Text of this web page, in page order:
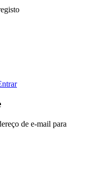
de e-mail para